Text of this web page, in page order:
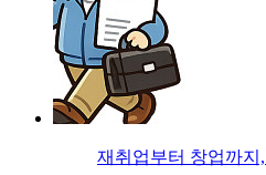
재취업부터 창업까